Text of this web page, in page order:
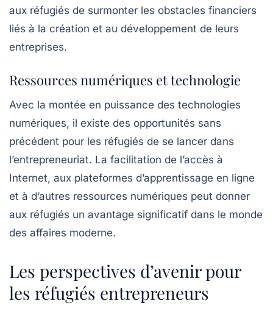
aux réfugiés de surmonter les obstacles financiers
liés à la création et au développement de leurs
entreprises.
Ressources numériques et technologie
Avec la montée en puissance des technologies
numériques, il existe des opportunités sans
précédent pour les réfugiés de se lancer dans
l’entrepreneuriat. La facilitation de l’accès à
Internet, aux plateformes d’apprentissage en ligne
et à d’autres ressources numériques peut donner
aux réfugiés un avantage significatif dans le monde
des affaires moderne.
Les perspectives d’avenir pour
les réfugiés entrepreneurs